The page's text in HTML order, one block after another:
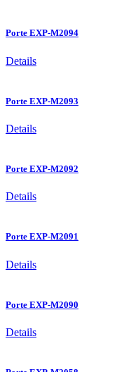
Porte EXP-M2094
Details
Porte EXP-M2093
Details
Porte EXP-M2092
Details
Porte EXP-M2091
Details
Porte EXP-M2090
Details